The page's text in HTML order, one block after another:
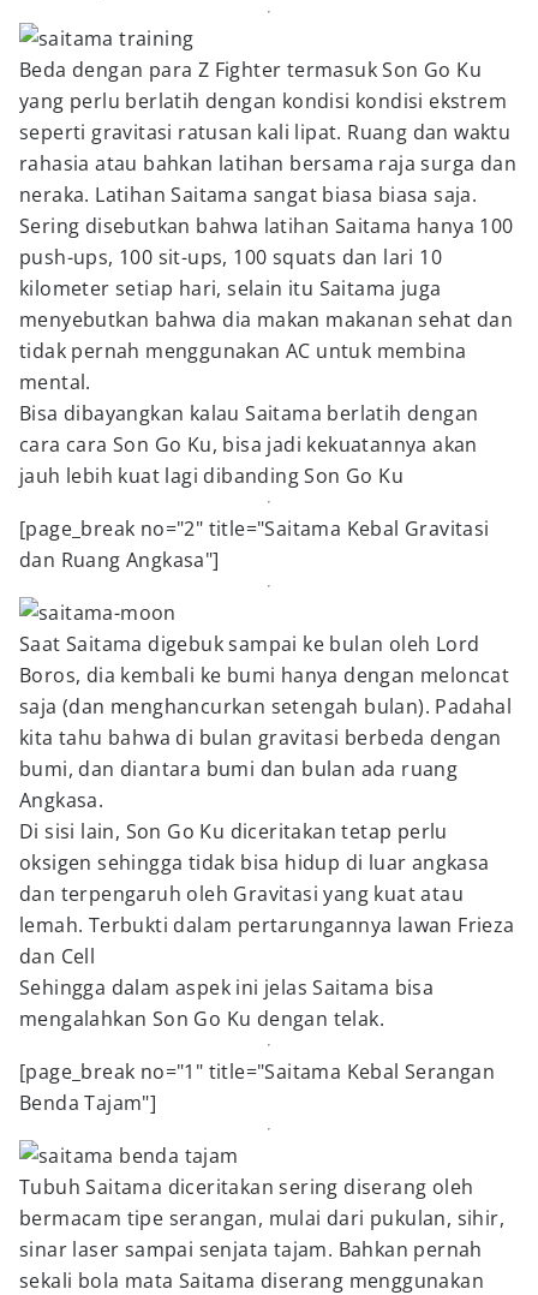
Beda dengan para Z Fighter termasuk Son Go Ku
yang perlu berlatih dengan kondisi kondisi ekstrem
seperti gravitasi ratusan kali lipat. Ruang dan waktu
rahasia atau bahkan latihan bersama raja surga dan
neraka. Latihan Saitama sangat biasa biasa saja.
Sering disebutkan bahwa latihan Saitama hanya 100
push-ups, 100 sit-ups, 100 squats dan lari 10
kilometer setiap hari, selain itu Saitama juga
menyebutkan bahwa dia makan makanan sehat dan
tidak pernah menggunakan AC untuk membina
mental.
Bisa dibayangkan kalau Saitama berlatih dengan
cara cara Son Go Ku, bisa jadi kekuatannya akan
jauh lebih kuat lagi dibanding Son Go Ku
[page_break no="2" title="Saitama Kebal Gravitasi
dan Ruang Angkasa"]
Saat Saitama digebuk sampai ke bulan oleh Lord
Boros, dia kembali ke bumi hanya dengan meloncat
saja (dan menghancurkan setengah bulan). Padahal
kita tahu bahwa di bulan gravitasi berbeda dengan
bumi, dan diantara bumi dan bulan ada ruang
Angkasa.
Di sisi lain, Son Go Ku diceritakan tetap perlu
oksigen sehingga tidak bisa hidup di luar angkasa
dan terpengaruh oleh Gravitasi yang kuat atau
lemah. Terbukti dalam pertarungannya lawan Frieza
dan Cell
Sehingga dalam aspek ini jelas Saitama bisa
mengalahkan Son Go Ku dengan telak.
[page_break no="1" title="Saitama Kebal Serangan
Benda Tajam"]
Tubuh Saitama diceritakan sering diserang oleh
bermacam tipe serangan, mulai dari pukulan, sihir,
sinar laser sampai senjata tajam. Bahkan pernah
sekali bola mata Saitama diserang menggunakan